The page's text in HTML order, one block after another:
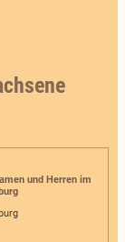
und Herren im